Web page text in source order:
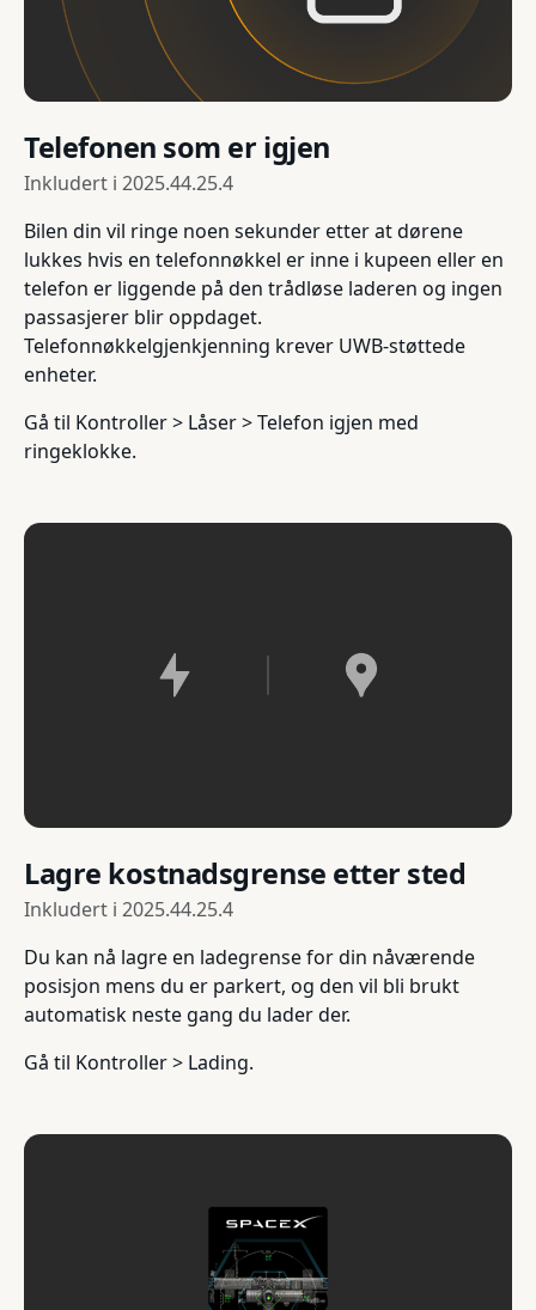
Telefonen som er igjen
Inkludert i 2025.44.25.4
Bilen din vil ringe noen sekunder etter at dørene
lukkes hvis en telefonnøkkel er inne i kupeen eller en
telefon er liggende på den trådløse laderen og ingen
passasjerer blir oppdaget.
Telefonnøkkelgjenkjenning krever UWB-støttede
enheter.
Gå til Kontroller > Låser > Telefon igjen med
ringeklokke.
Lagre kostnadsgrense etter sted
Inkludert i 2025.44.25.4
Du kan nå lagre en ladegrense for din nåværende
posisjon mens du er parkert, og den vil bli brukt
automatisk neste gang du lader der.
Gå til Kontroller > Lading.